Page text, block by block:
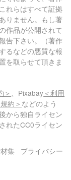
れらはすべて証拠
りません。もし著
作品が公開されて
告下さい。（著作
るなどの悪質な報
を取らせて頂きま
＞ 、Pixabay ＜利用
約＞ などのよう
から独自ライセン
れたCC0ライセン
集
プライバシー